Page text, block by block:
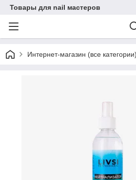
Товары для nail мастеров
Интернет-магазин (все категории)